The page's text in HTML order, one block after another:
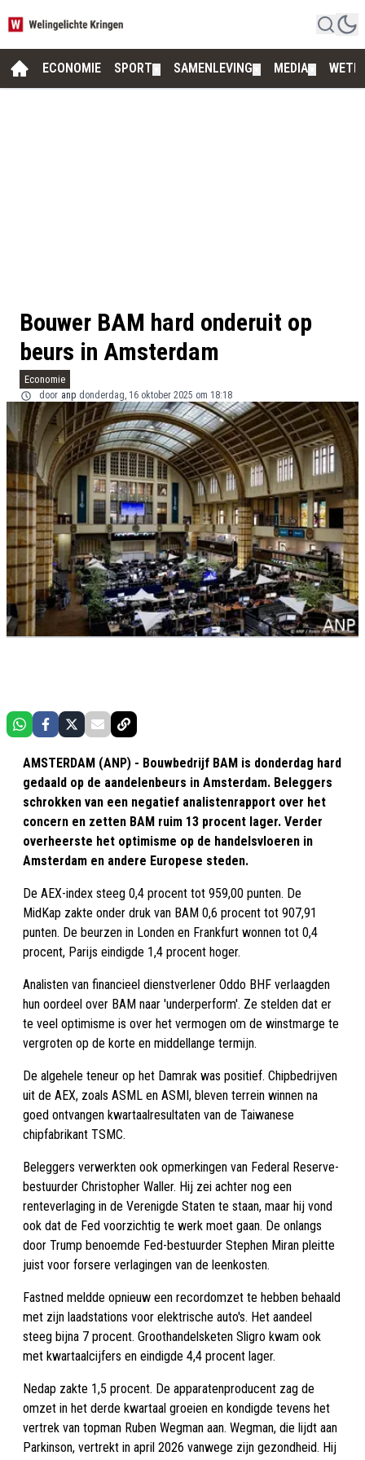
ECONOMIE SPORT SAMENLEVING MEDIA
Bouwer BAM hard onderuit op
beurs in Amsterdam
Economie
door anp donderdag, 16 oktober 2025 om 18:18
AMSTERDAM (ANP) - Bouwbedrijf BAM is donderdag hard
gedaald op de aandelenbeurs in Amsterdam. Beleggers
schrokken van een negatief analistenrapport over het
concern en zetten BAM ruim 13 procent lager. Verder
overheerste het optimisme op de handelsvloeren in
Amsterdam en andere Europese steden.
De AEX-index steeg 0,4 procent tot 959,00 punten. De
MidKap zakte onder druk van BAM 0,6 procent tot 907,91
punten. De beurzen in Londen en Frankfurt wonnen tot 0,4
procent, Parijs eindigde 1,4 procent hoger.
Analisten van financieel dienstverlener Oddo BHF verlaagden
hun oordeel over BAM naar 'underperform'. Ze stelden dat er
te veel optimisme is over het vermogen om de winstmarge te
vergroten op de korte en middellange termijn.
De algehele teneur op het Damrak was positief. Chipbedrijven
uit de AEX, zoals ASML en ASMI, bleven terrein winnen na
goed ontvangen kwartaalresultaten van de Taiwanese
chipfabrikant TSMC.
Beleggers verwerkten ook opmerkingen van Federal Reserve-
bestuurder Christopher Waller. Hij zei achter nog een
renteverlaging in de Verenigde Staten te staan, maar hij vond
ook dat de Fed voorzichtig te werk moet gaan. De onlangs
door Trump benoemde Fed-bestuurder Stephen Miran pleitte
juist voor forsere verlagingen van de leenkosten.
Fastned meldde opnieuw een recordomzet te hebben behaald
met zijn laadstations voor elektrische auto's. Het aandeel
steeg bijna 7 procent. Groothandelsketen Sligro kwam ook
met kwartaalcijfers en eindigde 4,4 procent lager.
Nedap zakte 1,5 procent. De apparatenproducent zag de
omzet in het derde kwartaal groeien en kondigde tevens het
vertrek van topman Ruben Wegman aan. Wegman, die lijdt aan
Parkinson, vertrekt in april 2026 vanwege zijn gezondheid. Hij